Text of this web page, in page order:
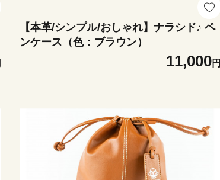
【本革/シンプル/おしゃれ】ナラシド♪ ペ
ンケース（色：ブラウン）
11,000円